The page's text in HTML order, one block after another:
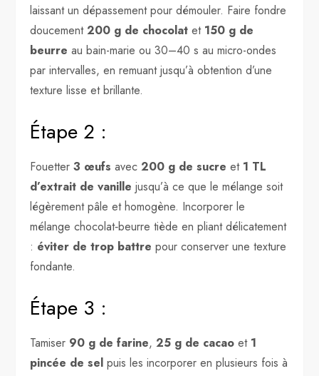
laissant un dépassement pour démouler. Faire fondre
doucement200 g de chocolat et 150 g de
beurre au bain-marie ou 30–40 s au micro-ondes
par intervalles, en remuant jusqu’à obtention d’une
texture lisse et brillante.
Étape 2 :
Fouetter3 œufs avec200 g de sucre et 1 TL
d’extrait de vanille jusqu’à ce que le mélange soit
légèrement pâle et homogène. Incorporer le
mélange chocolat‑beurre tiède en pliant délicatement
: éviter de trop battre pour conserver une texture
fondante.
Étape 3 :
Tamiser 90 g de farine,25 g de cacao et 1
pincée de sel puis les incorporer en plusieurs fois à